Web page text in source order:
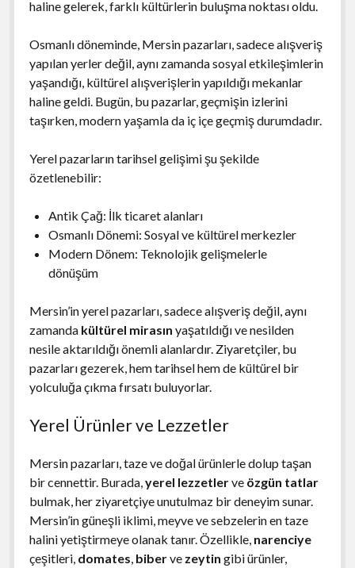
haline gelerek, farklı kültürlerin buluşma noktası oldu.
Osmanlı döneminde, Mersin pazarları, sadece alışveriş
yapılan yerler değil, aynı zamanda sosyal etkileşimlerin
yaşandığı, kültürel alışverişlerin yapıldığı mekanlar
haline geldi. Bugün, bu pazarlar, geçmişin izlerini
taşırken, modern yaşamla da iç içe geçmiş durumdadır.
Yerel pazarların tarihsel gelişimi şu şekilde
özetlenebilir:
Antik Çağ: İlk ticaret alanları
Osmanlı Dönemi: Sosyal ve kültürel merkezler
Modern Dönem: Teknolojik gelişmelerle
dönüşüm
Mersin’in yerel pazarları, sadece alışveriş değil, aynı
zamanda kültürel mirasın yaşatıldığı ve nesilden
nesile aktarıldığı önemli alanlardır. Ziyaretçiler, bu
pazarları gezerek, hem tarihsel hem de kültürel bir
yolculuğa çıkma fırsatı buluyorlar.
Yerel Ürünler ve Lezzetler
Mersin pazarları, taze ve doğal ürünlerle dolup taşan
bir cennettir. Burada,yerel lezzetlerve özgün tatlar
bulmak, her ziyaretçiye unutulmaz bir deneyim sunar.
Mersin’in güneşli iklimi, meyve ve sebzelerin en taze
halini yetiştirmeye olanak tanır. Özellikle, narenciye
çeşitleri, domates, biberve zeytin gibi ürünler,